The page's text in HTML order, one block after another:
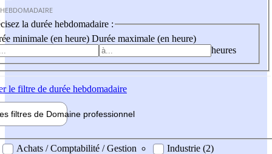
la durée hebdomadaire :
minimale (en heure) Durée maximale (en heure)
heures
le filtre de durée hebdomadaire
filtres de Domaine professionnel
professionel
Achats / Comptabilité / Gestion
Industrie (2)